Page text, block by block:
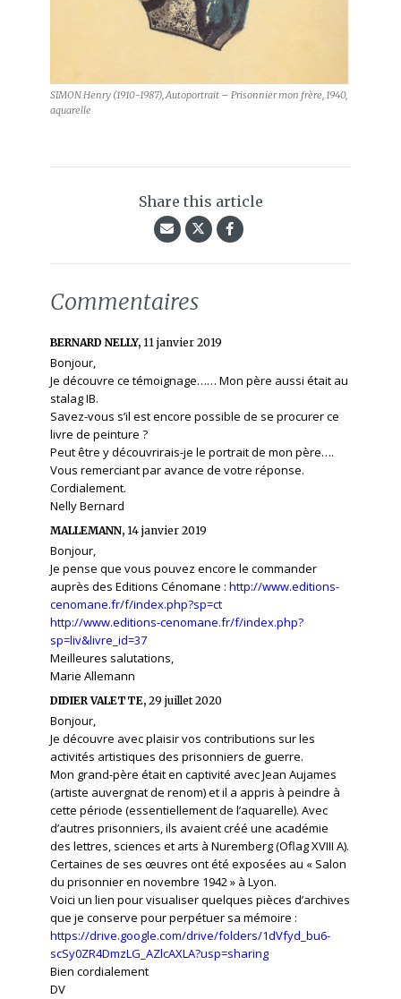
SIMON Henry (1910-1987), Autoportrait – Prisonnier mon frère, 1940,
aquarelle
Share this article
Commentaires
BERNARD NELLY, 11 janvier 2019
Bonjour,
Je découvre ce témoignage…… Mon père aussi était au
stalag IB.
Savez-vous s’il est encore possible de se procurer ce
livre de peinture ?
Peut être y découvrirais-je le portrait de mon père….
Vous remerciant par avance de votre réponse.
Cordialement.
Nelly Bernard
MALLEMANN, 14 janvier 2019
Bonjour,
Je pense que vous pouvez encore le commander
auprès des Editions Cénomane : http://www.editions-
cenomane.fr/f/index.php?sp=ct
http://www.editions-cenomane.fr/f/index.php?
sp=liv&livre_id=37
Meilleures salutations,
Marie Allemann
DIDIER VALETTE, 29 juillet 2020
Bonjour,
Je découvre avec plaisir vos contributions sur les
activités artistiques des prisonniers de guerre.
Mon grand-père était en captivité avec Jean Aujames
(artiste auvergnat de renom) et il a appris à peindre à
cette période (essentiellement de l’aquarelle). Avec
d’autres prisonniers, ils avaient créé une académie
des lettres, sciences et arts à Nuremberg (Oflag XVIII A).
Certaines de ses œuvres ont été exposées au « Salon
du prisonnier en novembre 1942 » à Lyon.
Voici un lien pour visualiser quelques pièces d’archives
que je conserve pour perpétuer sa mémoire :
https://drive.google.com/drive/folders/1dVfyd_bu6-
scSy0ZR4DmzLG_AZlcAXLA?usp=sharing
Bien cordialement
DV